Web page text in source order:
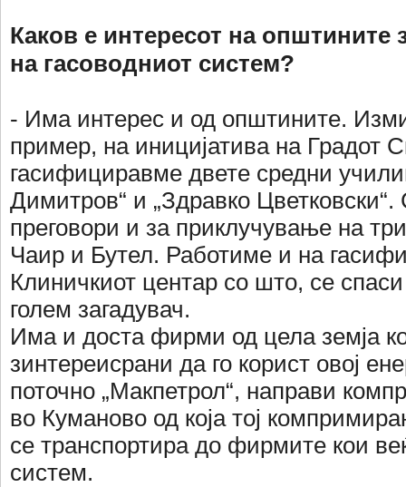
Каков е интересот на општините
на гасоводниот систем?
- Има интерес и од општините.
пример, на иницијатива на Градот
гасифициравме двете средни
Димитров“ и „Здравко Цветковски“.
преговори и за приклучување на
Чаир и Бутел. Работиме и на
Клиничкиот центар со што, се
голем загадувач.
Има и доста фирми од цела земја
зинтереисрани да го корист овој
поточно „Макпетрол“, направи
во Куманово од која тој
се транспортира до фирмите кои
систем.